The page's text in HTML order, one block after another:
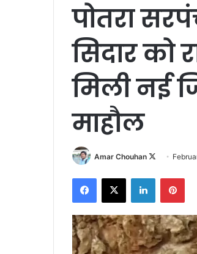
पोतरा
सिदार को
मिली नई
माहौल
Amar Chouhan
Follow
Facebook
X LinkedIn